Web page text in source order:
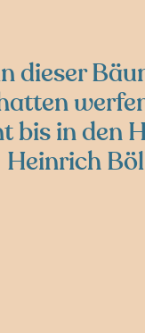
dieser
bis in den
Heinrich